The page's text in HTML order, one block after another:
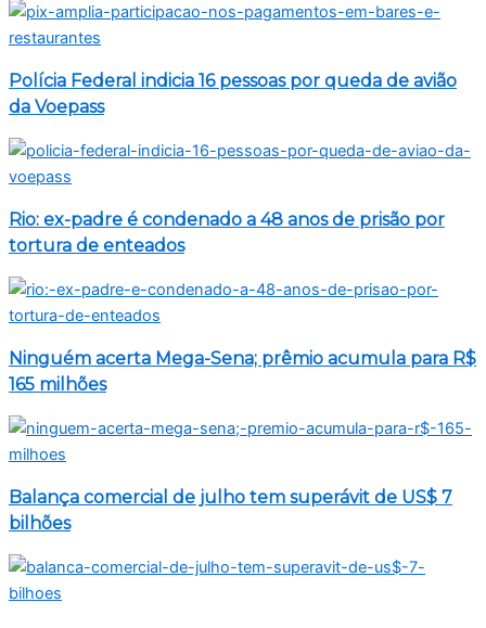
Polícia Federal indicia 16 pessoas por queda de avião
da Voepass
Rio: ex-padre é condenado a 48 anos de prisão por
tortura de enteados
Ninguém acerta Mega-Sena; prêmio acumula para R$
165 milhões
Balança comercial de julho tem superávit de US$ 7
bilhões